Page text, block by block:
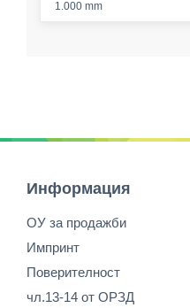
1.000 mm
Информация
ОУ за продажби
Импринт
Поверителност
чл.13-14 от ОРЗД